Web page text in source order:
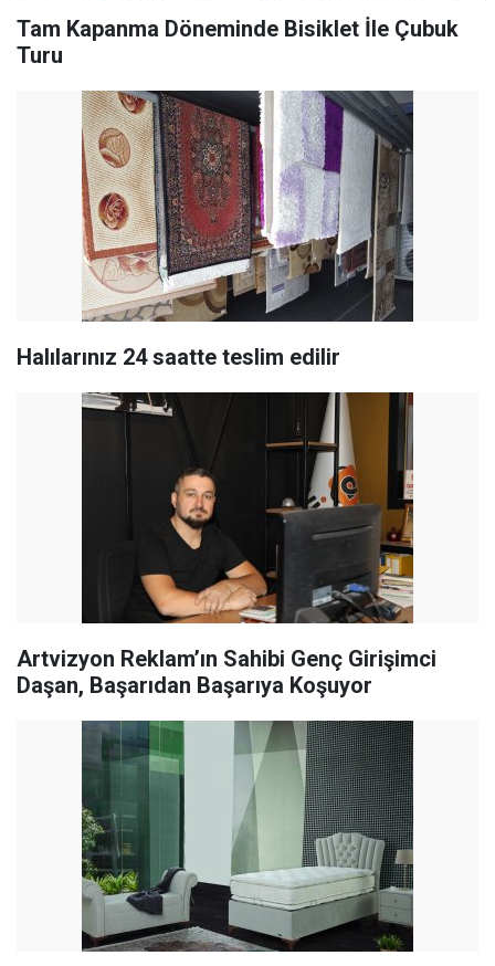
Tam Kapanma Döneminde Bisiklet İle Çubuk
Turu
Halılarınız 24 saatte teslim edilir
Artvizyon Reklam’ın Sahibi Genç Girişimci
Daşan, Başarıdan Başarıya Koşuyor